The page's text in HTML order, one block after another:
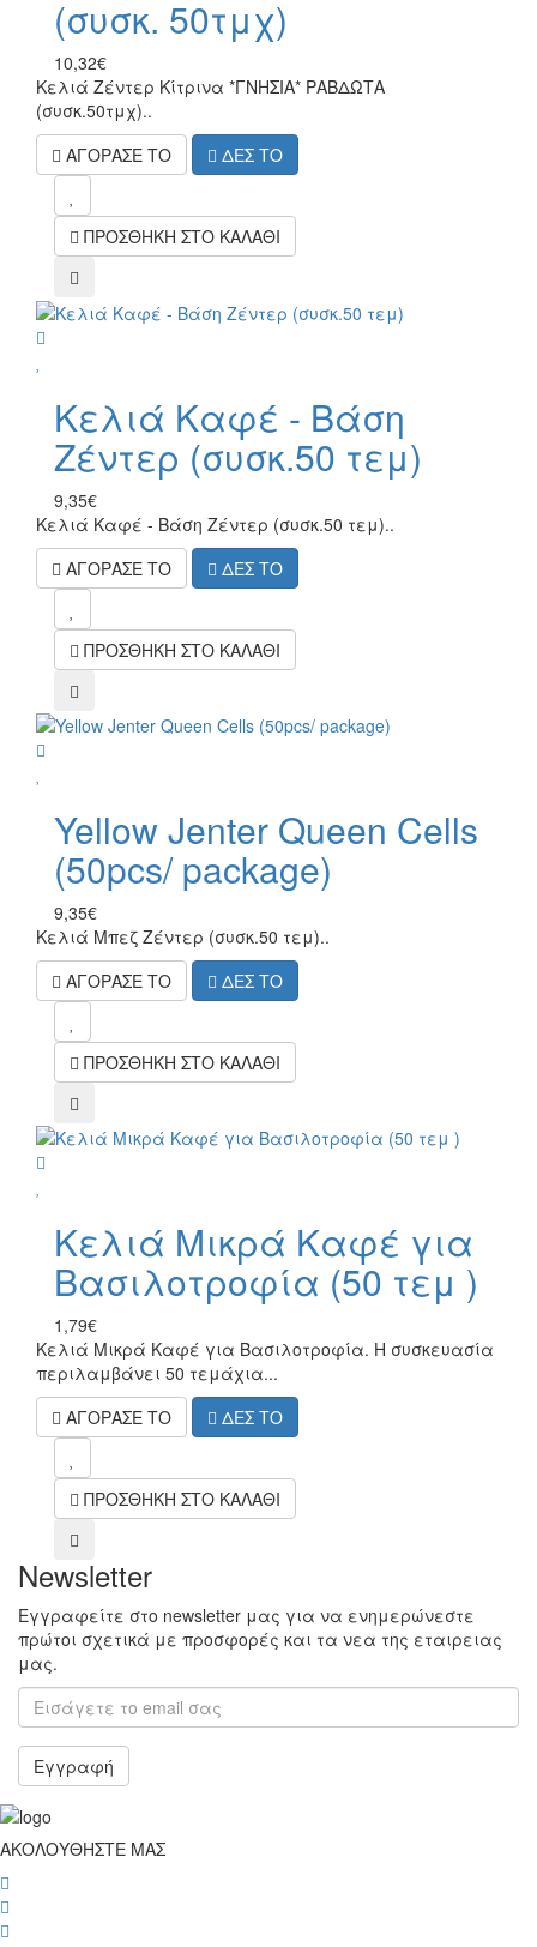
(συσκ. 50τμχ)
10,32€
Κελιά Ζέντερ Κίτρινα *ΓΝΗΣΙΑ* ΡΑΒΔΩΤΑ
(συσκ.50τμχ)..
ΑΓΟΡΑΣΕ ΤΟ
ΔΕΣ ΤΟ
ΠΡΟΣΘΗΚΗ ΣΤΟ ΚΑΛΑΘΙ
compare
Κελιά Καφέ - Βάση
Ζέντερ (συσκ.50 τεμ)
9,35€
Κελιά Καφέ - Βάση Ζέντερ (συσκ.50 τεμ)..
ΑΓΟΡΑΣΕ ΤΟ
ΔΕΣ ΤΟ
ΠΡΟΣΘΗΚΗ ΣΤΟ ΚΑΛΑΘΙ
compare
Yellow Jenter Queen Cells
(50pcs/ package)
9,35€
Κελιά Μπεζ Ζέντερ (συσκ.50 τεμ)..
ΑΓΟΡΑΣΕ ΤΟ
ΔΕΣ ΤΟ
ΠΡΟΣΘΗΚΗ ΣΤΟ ΚΑΛΑΘΙ
compare
Κελιά Μικρά Καφέ για
Βασιλοτροφία (50 τεμ )
1,79€
Κελιά Μικρά Καφέ για Βασιλοτροφία. Η συσκευασία
περιλαμβάνει 50 τεμάχια...
ΑΓΟΡΑΣΕ ΤΟ
ΔΕΣ ΤΟ
ΠΡΟΣΘΗΚΗ ΣΤΟ ΚΑΛΑΘΙ
compare
Newsletter
Εγγραφείτε στο newsletter μας για να ενημερώνεστε
πρώτοι σχετικά με προσφορές και τα νεα της εταιρειας
μας.
Εγγραφή
ΑΚΟΛΟΥΘΗΣΤΕ ΜΑΣ
wish
wish
wish